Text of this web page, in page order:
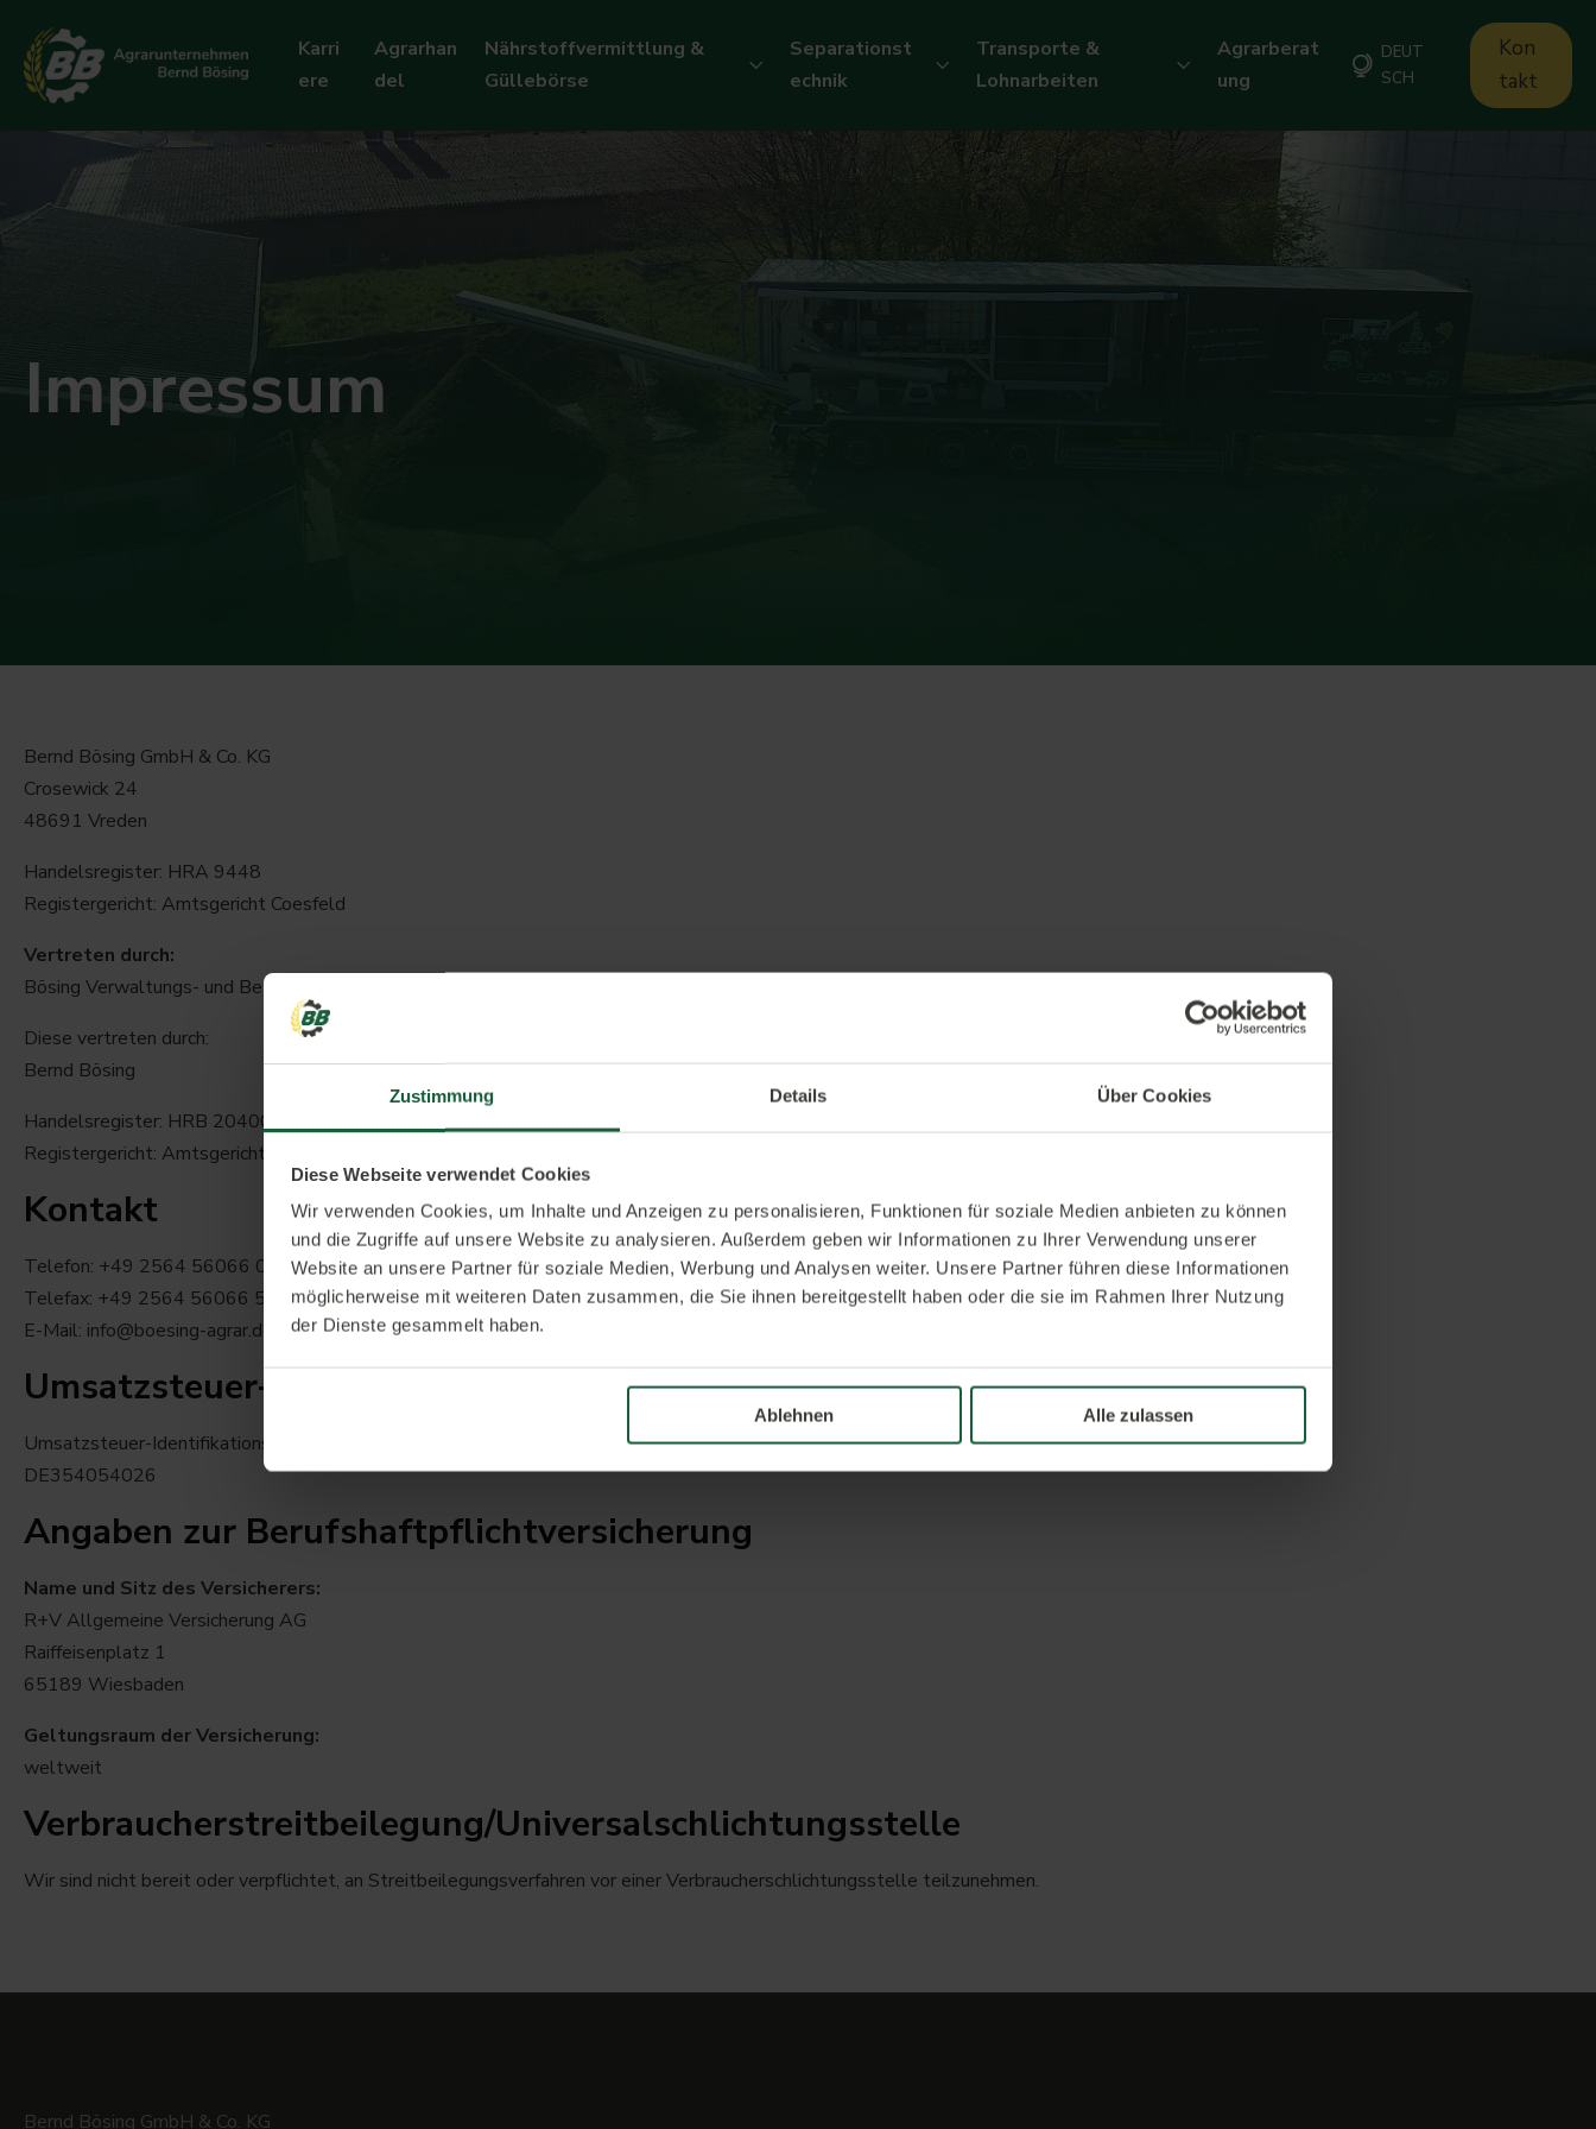
Zustimmung Details Über Cookies
Diese Webseite verwendet Cookies
Wir verwenden Cookies, um Inhalte und Anzeigen zu personalisieren, Funktionen für soziale Medien anbieten zu können
und die Zugriffe auf unsere Website zu analysieren. Außerdem geben wir Informationen zu Ihrer Verwendung unserer
Website an unsere Partner für soziale Medien, Werbung und Analysen weiter. Unsere Partner führen diese Informationen
möglicherweise mit weiteren Daten zusammen, die Sie ihnen bereitgestellt haben oder die sie im Rahmen Ihrer Nutzung
der Dienste gesammelt haben.
Ablehnen Alle zulassen
Karri
ere
Agrarhan
del
Nährstoffvermittlung &
Güllebörse
Separationst
echnik
Transporte &
Lohnarbeiten
Agrarberat
ung
DEUT
SCH
Kon
takt
Impressum
Bernd Bösing GmbH & Co. KG
Crosewick 24
48691 Vreden
Handelsregister: HRA 9448
Registergericht: Amtsgericht Coesfeld
Vertreten durch:
Bösing Verwaltungs- und Beteiligungs-GmbH
Diese vertreten durch:
Bernd Bösing
Handelsregister: HRB 20400
Registergericht: Amtsgericht Coesfeld
Kontakt
Telefon: +49 2564 56066 0
Telefax: +49 2564 56066 55
E-Mail: info@boesing-agrar.de
Umsatzsteuer-ID
Umsatzsteuer-Identifikationsnummer gemäß § 27 a Umsatzsteuergesetz:
DE354054026
Angaben zur Berufs­haftpflicht­versicherung
Name und Sitz des Versicherers:
R+V Allgemeine Versicherung AG
Raiffeisenplatz 1
65189 Wiesbaden
Geltungsraum der Versicherung:
weltweit
Verbraucher­streit­beilegung/Universal­schlichtungs­stelle
Wir sind nicht bereit oder verpflichtet, an Streitbeilegungsverfahren vor einer Verbraucherschlichtungsstelle teilzunehmen.
Bernd Bösing GmbH & Co. KG